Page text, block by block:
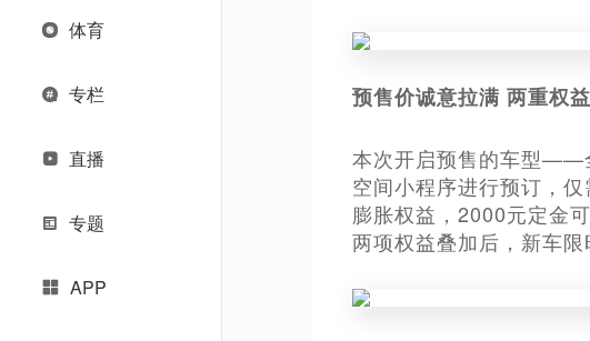
体育
专栏
直播
专题
APP
预售价诚意拉满 两重权
本次开启预售的车型——
空间小程序进行预订，
膨胀权益，2000元定金
两项权益叠加后，新车限